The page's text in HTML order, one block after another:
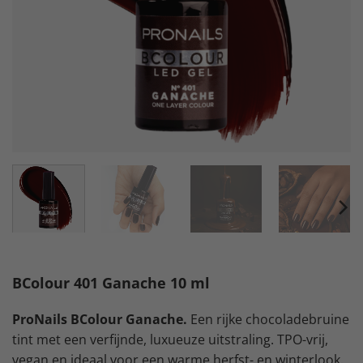
BColour 401 Ganache 10 ml
ProNails BColour Ganache. Een rijke chocoladebruine
tint met een verfijnde, luxueuze uitstraling. TPO-vrij,